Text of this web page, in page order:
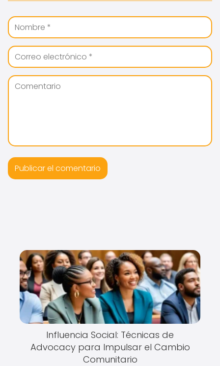
Influencia Social: Técnicas de
Advocacy para Impulsar el Cambio
Comunitario